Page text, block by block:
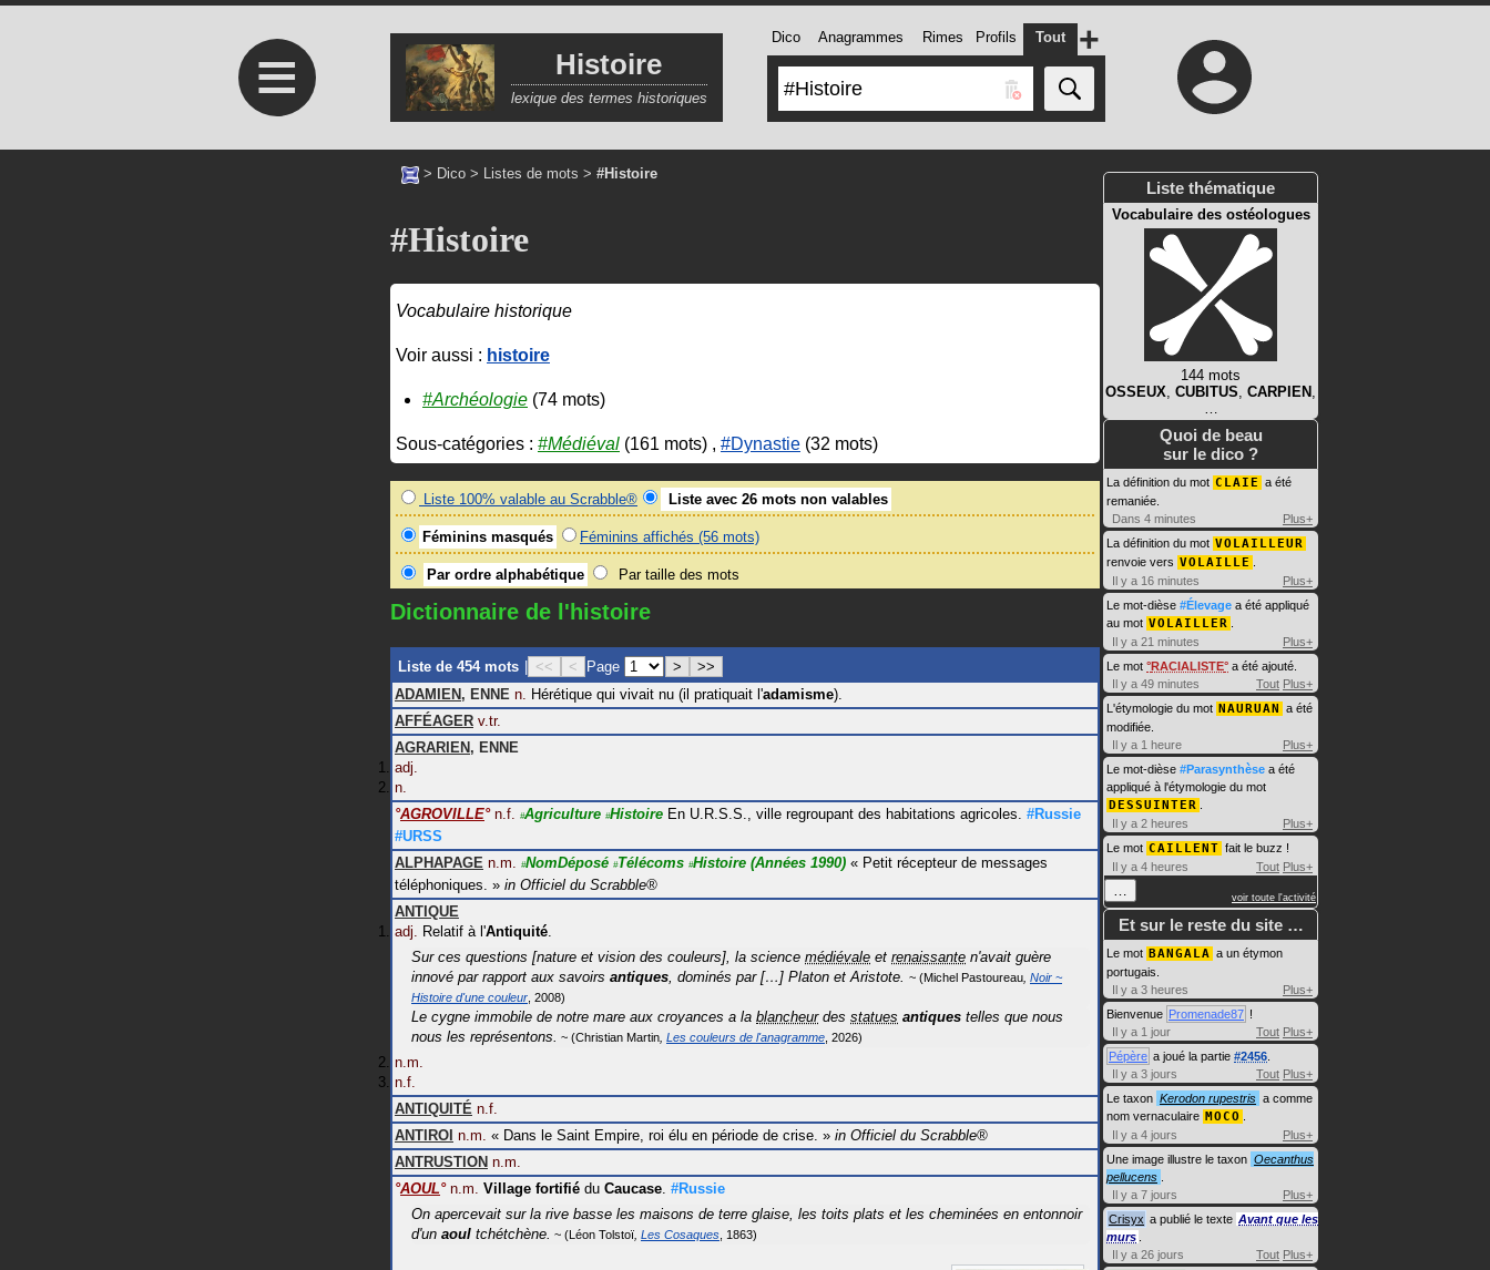
≡ Histoire
lexique des termes historiques
Dico Anagrammes Rimes Profils Tout +
> Dico > Listes de mots > #Histoire
#Histoire
Vocabulaire historique
Voir aussi : histoire
#Archéologie (74 mots)
Sous-catégories : #Médiéval (161 mots) , #Dynastie (32 mots)
Liste 100% valable au Scrabble® Liste avec 26 mots non valables
Féminins masqués Féminins affichés (56 mots)
Par ordre alphabétique Par taille des mots
Dictionnaire de l'histoire
Liste de 454 mots << < Page >
>>
ADAMIEN , ENNE n. Hérétique qui vivait nu (il pratiquait l'adamisme).
AFFÉAGER v.tr.
AGRARIEN , ENNE
adj.
n.
°AGROVILLE° n.f. #Agriculture #Histoire En U.R.S.S., ville regroupant des habitations agricoles. #Russie
#URSS
ALPHAPAGE n.m. #NomDéposé #Télécoms #Histoire (Années 1990) « Petit récepteur de messages
téléphoniques. » in Officiel du Scrabble®
ANTIQUE
adj.
Relatif à l'Antiquité
Sur ces questions [nature et vision des couleurs], la science médiévale et renaissante n'avait guère
innové par rapport aux savoirs antiques , dominés par […] Platon et Aristote. Michel Pastoureau Noir ~
Histoire d'une couleur 2008
Le cygne immobile de notre mare aux croyances a la blancheurdes statues antiques telles que nous
nous les représentons.
Christian Martin Les couleurs de l'anagramme 2026
n.m.
n.f.
ANTIQUITÉ n.f.
ANTIROI n.m. « Dans le Saint Empire, roi élu en période de crise. » in Officiel du Scrabble®
ANTRUSTION n.m.
°AOUL° n.m. Village fortifié du Caucase #Russie
On apercevait sur la rive basse les maisons de terre glaise, les toits plats et les cheminées en entonnoir
d'un aoul tchétchène. Léon Tolstoï Les Cosaques 1863
Liste thématique
Vocabulaire des ostéologues
144 mots
OSSEUX, CUBITUS, CARPIEN ,
…
Quoi de beau
sur le dico ?
La définition du mot CLAIE a été
remaniée.
Dans 4 minutes
Plus+
La définition du mot VOLAILLEUR
renvoie vers VOLAILLE
Il y a 16 minutes
Plus+
Le mot-dièse #Élevage a été appliqué
au mot VOLAILLER
Il y a 21 minutes
Plus+
Le mot RACIALISTE a été ajouté.
Il y a 49 minutes
Tout Plus+
L'étymologie du mot NAURUAN a été
modifiée.
Il y a 1 heure
Plus+
Le mot-dièse #Parasynthèse a été
appliqué à l'étymologie du mot
DESSUINTER
Il y a 2 heures
Plus+
Le mot CAILLENT fait le buzz !
Il y a 4 heures
Tout Plus+
… voir toute l'activité
Et sur le reste du site …
Le mot BANGALA a un étymon
portugais.
Il y a 3 heures
Plus+
Bienvenue Promenade87 !
Il y a 1 jour
Tout Plus+
Pépère a joué la partie #2456
Il y a 3 jours
Tout Plus+
Le taxon Kerodon rupestris a comme
nom vernaculaire MOCO
Il y a 4 jours
Plus+
Une image illustre le taxon Oecanthus
pellucens
Il y a 7 jours
Plus+
Crisyx a publié le texte Avant que les
murs
Il y a 26 jours
Tout Plus+